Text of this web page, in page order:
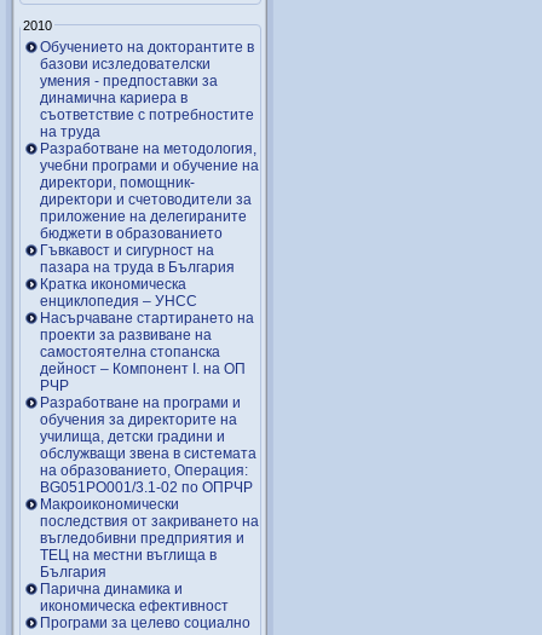
2010
Обучението на докторантите в
базови исзледователски
умения - предпоставки за
динамична кариера в
съответствие с потребностите
на труда
Разработване на методология,
учебни програми и обучение на
директори, помощник-
директори и счетоводители за
приложение на делегираните
бюджети в образованието
Гъвкавост и сигурност на
пазара на труда в България
Кратка икономическа
енциклопедия – УНСС
Насърчаване стартирането на
проекти за развиване на
самостоятелна стопанска
дейност – Компонент I. на ОП
РЧР
Разработване на програми и
обучения за директорите на
училища, детски градини и
обслужващи звена в системата
на образованието, Операция:
BG051PO001/3.1-02 по ОПРЧР
Макроикономически
последствия от закриването на
въгледобивни предприятия и
ТЕЦ на местни въглища в
България
Парична динамика и
икономическа ефективност
Програми за целево социално